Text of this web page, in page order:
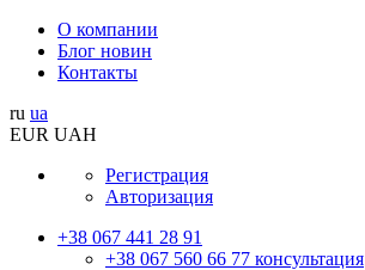
О компании
Блог новин
Контакты
ru ua
EUR UAH
Регистрация
Авторизация
+38 067 441 28 91
+38 067 560 66 77 консультация